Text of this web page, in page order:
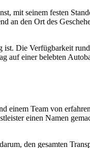
mit seinem festen
an den Ort des
Die Verfügbarkeit
auf einer belebten
einem Team von
einen Namen
den gesamten